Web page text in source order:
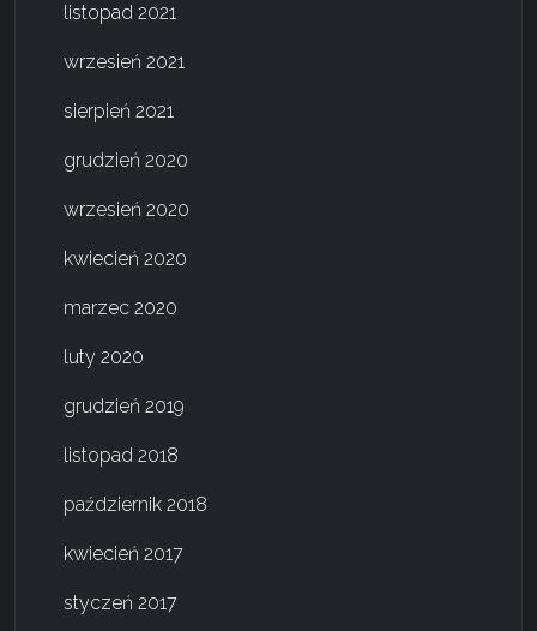
listopad 2021
wrzesień 2021
sierpień 2021
grudzień 2020
wrzesień 2020
kwiecień 2020
marzec 2020
luty 2020
grudzień 2019
listopad 2018
październik 2018
kwiecień 2017
styczeń 2017